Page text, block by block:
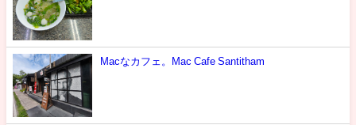
Macなカフェ。Mac Cafe Santitham